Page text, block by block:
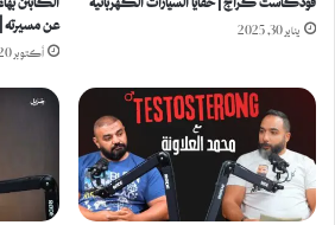
يناير 30, 2025 عن
أكتوبر 20, 2025